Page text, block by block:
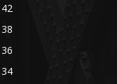
42
38
36
34